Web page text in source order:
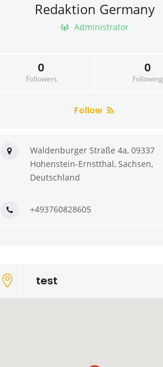
Redaktion Germany
Administrator
0
Followers
0
Following
Follow
Waldenburger Straße 4a, 09337
Hohenstein-Ernstthal, Sachsen,
Deutschland
+493760828605
test